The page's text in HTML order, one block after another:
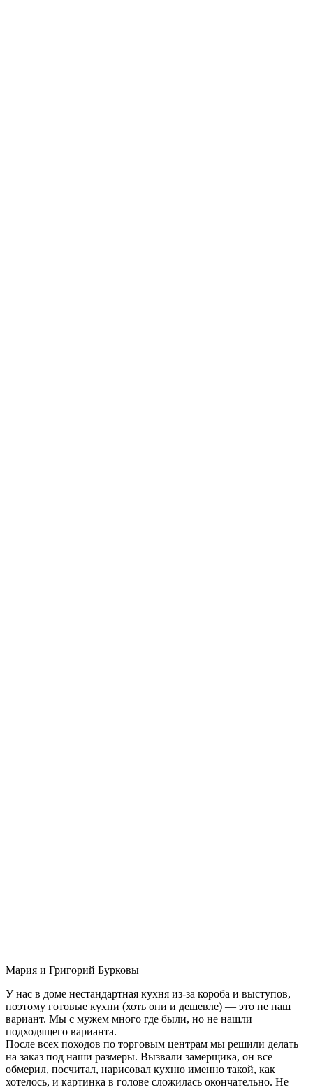
Мария и Григорий Бурковы
У нас в доме нестандартная кухня из-за короба и выступов,
поэтому готовые кухни (хоть они и дешевле) — это не наш
вариант. Мы с мужем много где были, но не нашли
подходящего варианта.
После всех походов по торговым центрам мы решили делать
на заказ под наши размеры. Вызвали замерщика, он все
обмерил, посчитал, нарисовал кухню именно такой, как
хотелось, и картинка в голове сложилась окончательно. Не